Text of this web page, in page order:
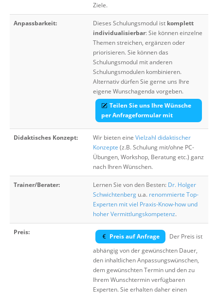
Ziele.
Anpassbarkeit: Dieses Schulungsmodul ist komplett
individualisierbar: Sie können einzelne
Themen streichen, ergänzen oder
priorisieren. Sie können das
Schulungsmodul mit anderen
Schulungsmodulen kombinieren.
Alternativ dürfen Sie gerne uns Ihre
eigene Wunschagenda vorgeben.
Teilen Sie uns Ihre Wünsche
per Anfrageformular mit
Didaktisches Konzept: Wir bieten eine Vielzahl didaktischer
Konzepte (z.B. Schulung mit/ohne PC-
Übungen, Workshop, Beratung etc.) ganz
nach Ihren Wünschen.
Trainer/Berater: Lernen Sie von den Besten: Dr. Holger
Schwichtenberg u.a. renommierte Top-
Experten mit viel Praxis-Know-how und
hoher Vermittlungskompetenz.
Preis:
Preis auf Anfrage
Der Preis ist
abhängig von der gewünschten Dauer,
den inhaltlichen Anpassungswünschen,
dem gewünschten Termin und den zu
Ihrem Wunschtermin verfügbaren
Experten. Sie erhalten daher einen